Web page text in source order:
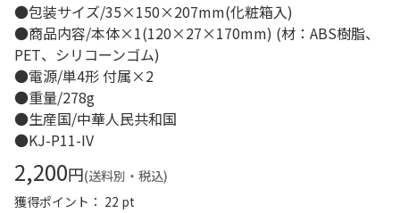
●包装サイズ/35×150×207mm(化粧箱入)
●商品内容/本体×1(120×27×170mm) (材：ABS樹脂、
PET、シリコーンゴム)
●電源/単4形 付属×2
●重量/278g
●生産国/中華人民共和国
●KJ-P11-IV
2,200円(送料別・税込)
獲得ポイント： 22 pt